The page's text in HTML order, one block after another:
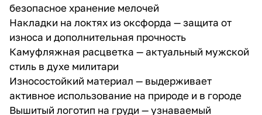
безопасное хранение мелочей
Накладки на локтях из оксфорда — защита от
износа и дополнительная прочность
Камуфляжная расцветка — актуальный мужской
стиль в духе милитари
Износостойкий материал — выдерживает
активное использование на природе и в городе
Вышитый логотип на груди — узнаваемый